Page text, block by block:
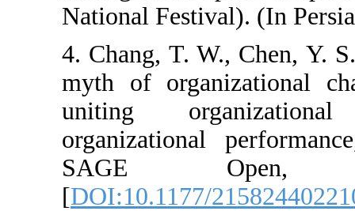
National
4. Chang, T.
myth of
uniting
organizational
SAGE
[DOI:10.1177/